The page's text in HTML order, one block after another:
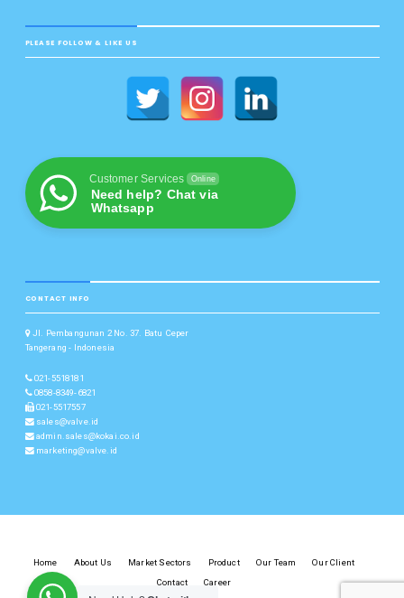
PLEASE FOLLOW & LIKE US
Customer Services Online
Need help? Chat via
Whatsapp
CONTACT INFO
Jl. Pembangunan 2 No. 37. Batu Ceper
Tangerang - Indonesia
021-5518181
0858-8349-6821
021-5517557
sales@valve.id
admin.sales@kokai.co.id
marketing@valve.id
Home About Us Market Sectors Product Our Team
Our Client
Contact
Career